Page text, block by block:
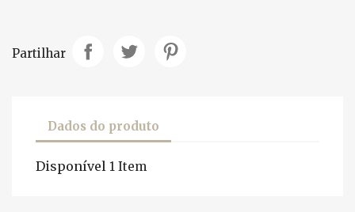
Partilhar
Dados do produto
Disponível 1 Item